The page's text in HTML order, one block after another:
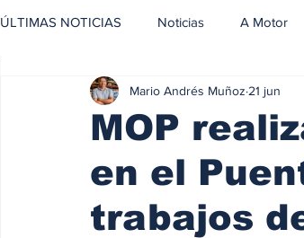
ÚLTIMAS NOTICIAS Noticias A Motor
MOP
en el
trabajos
Mario Andrés Muñoz 21 jun